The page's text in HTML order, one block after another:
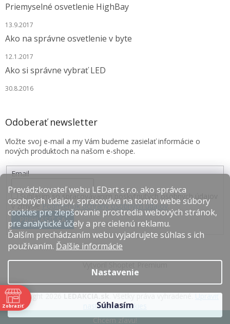
Prevádzkovateľ webu LEDart s.r.o. ako správca
osobných údajov, spracováva na tomto webe súbory
cookies pre zlepšovanie prostredia webových stránok,
pre analytické účely a pre cielenú reklamu.
Ďalším prechádzaním webu vyjadrujete súhlas s ich
používaním. Ďalšie informácie
Nastavenie
Súhlasím
Priemyselné osvetlenie HighBay
13.9.2017
Ako na správne osvetlenie v byte
12.1.2017
Ako si správne vybrať LED
30.8.2016
Odoberať newsletter
Vložte svoj e-mail a my Vám budeme zasielať informácie o
nových produktoch na našom e-shope.
Email
Súhlasím so spracovávaním poskytnutých osobných údajov
v zmysle Podmienok ochrany osobných údajov.
PRIHLÁSIŤ SA
Copyright 2026
nastavenie cookies
Zobraziť
Chcem zľavu!